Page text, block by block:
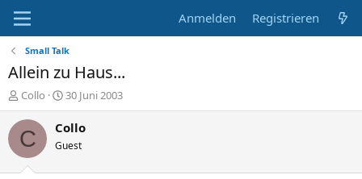
Anmelden Registrieren
Small Talk
Allein zu Haus...
E
r
s
t
Collo
E
r
s
e
30 Juni 2003
C Collo
Guest